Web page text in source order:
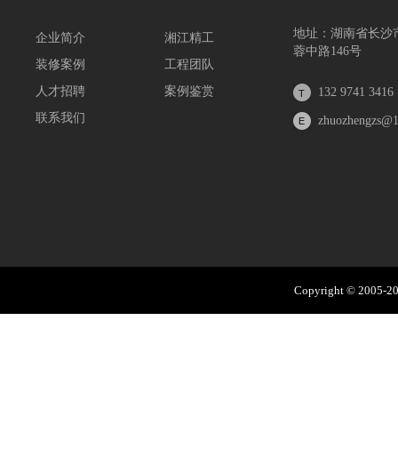
企业简介
装修案例
人才招聘
联系我们
湘江精工
工程团队
案例鉴赏
地址：湖南省长沙
蓉中路146号
132 9741 3416
Copyright © 2005-